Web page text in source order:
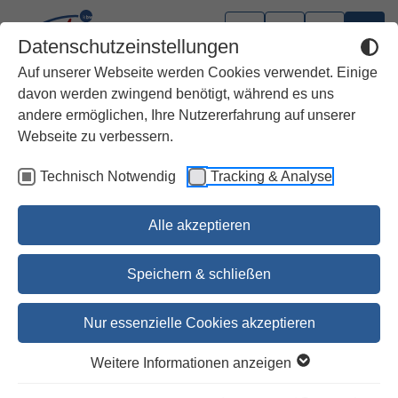
Datenschutzeinstellungen
Auf unserer Webseite werden Cookies verwendet. Einige
davon werden zwingend benötigt, während es uns
andere ermöglichen, Ihre Nutzererfahrung auf unserer
Webseite zu verbessern.
Technisch Notwendig Tracking & Analyse
Alle akzeptieren
Speichern & schließen
Nur essenzielle Cookies akzeptieren
Weitere Informationen anzeigen
Das große Handbuch zur Bibel